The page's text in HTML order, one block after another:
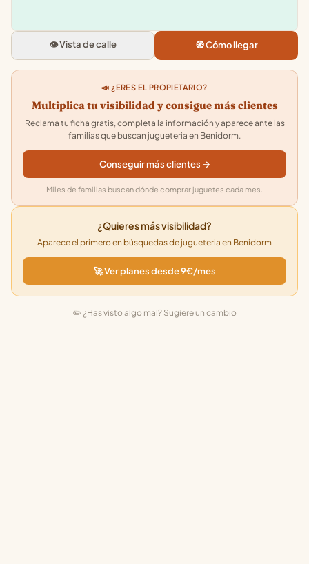
C. Lepanto, 03503 Benidorm,
★★★★★4.1· 21
👁️ Vista de calle 🧭 Cómo llegar
📣 ¿ERES EL PROPIETARIO?
Multiplica tu visibilidad y consigue más clientes
Reclama tu ficha gratis, completa la información y aparece ante las
familias que buscan jugueteria en Benidorm.
Conseguir más clientes →
Miles de familias buscan dónde comprar juguetes cada mes.
¿Quieres más visibilidad?
Aparece el primero en búsquedas de jugueteria en Benidorm
🚀 Ver planes desde 9€/mes
✏️ ¿Has visto algo mal? Sugiere un cambio